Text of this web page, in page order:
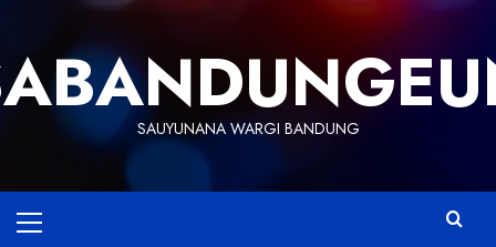
content
SAUYUNANA WARGI BANDUNG
Menu